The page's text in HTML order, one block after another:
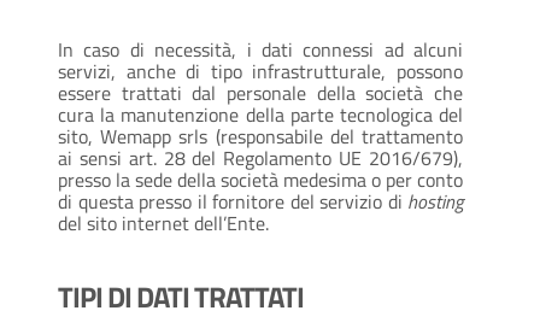
In caso di necessità, i dati connessi ad alcuni
servizi, anche di tipo infrastrutturale, possono
essere trattati dal personale della società che
cura la manutenzione della parte tecnologica del
sito, Wemapp srls (responsabile del trattamento
ai sensi art. 28 del Regolamento UE 2016/679),
presso la sede della società medesima o per conto
di questa presso il fornitore del servizio di hosting
del sito internet dell’Ente.
TIPI DI DATI TRATTATI